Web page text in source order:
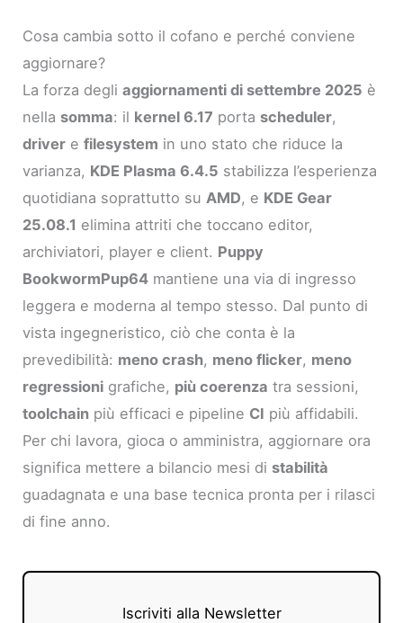
Cosa cambia sotto il cofano e perché conviene
aggiornare?
La forza degliaggiornamenti di settembre 2025 è
nella somma: il kernel 6.17 porta scheduler,
driver efilesystem in uno stato che riduce la
varianza, KDE Plasma 6.4.5 stabilizza l’esperienza
quotidiana soprattutto su AMD, e KDE Gear
25.08.1 elimina attriti che toccano editor,
archiviatori, player e client. Puppy
BookwormPup64 mantiene una via di ingresso
leggera e moderna al tempo stesso. Dal punto di
vista ingegneristico, ciò che conta è la
prevedibilità: meno crash, meno flicker, meno
regressioni grafiche, più coerenza tra sessioni,
toolchain più efficaci e pipeline CI più affidabili.
Per chi lavora, gioca o amministra, aggiornare ora
significa mettere a bilancio mesi di stabilità
guadagnata e una base tecnica pronta per i rilasci
di fine anno.
Iscriviti alla Newsletter